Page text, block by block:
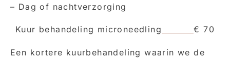
– Dag of nachtverzorging
Kuur behandeling microneedling € 70
Een kortere kuurbehandeling waarin we de